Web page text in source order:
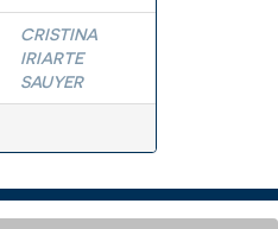
CRISTINA
IRIARTE
SAUYER